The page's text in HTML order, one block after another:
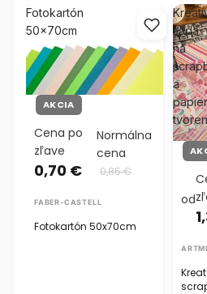
Fotokartón
50x70cm
AKCIA
Fotokartón 50x70cm
Cena po
zľave
0,70 €
Normálna
cena
0,85 €
FABER-CASTELL
sada
na
a
od